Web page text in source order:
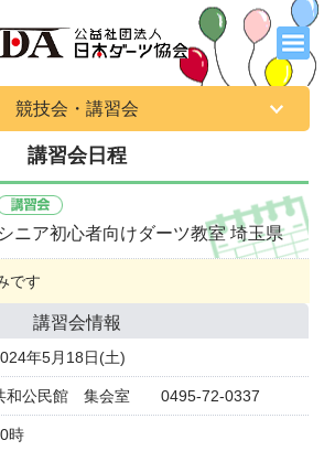
競技会・講習会
講習会日程
シニア初心者向けダーツ教室 埼玉県
です
講習会情報
年5月18日(土)
和公民館 集会室 0495-72-0337
時